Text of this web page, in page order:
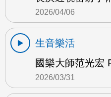
2026/04/06
生音樂活
國樂大師范光宏
2026/03/31